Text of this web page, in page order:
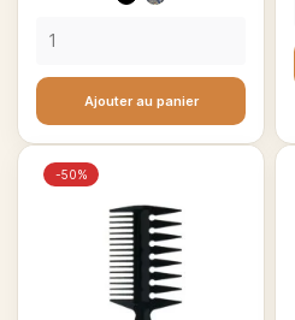
base
Ajouter au panier
-50%